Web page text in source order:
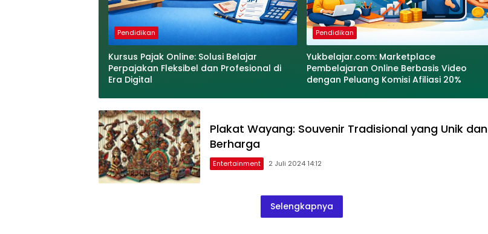
Pendidikan
Kursus Pajak Online: Solusi Belajar
Perpajakan Fleksibel dan Profesional di
Era Digital
Pendidikan
Yukbelajar.com: Marketplace
Pembelajaran Online Berbasis Video
dengan Peluang Komisi Afiliasi 20%
Plakat Wayang: Souvenir Tradisional yang Unik dan
Berharga
Entertainment 2 Juli 2024 14:12
Selengkapnya